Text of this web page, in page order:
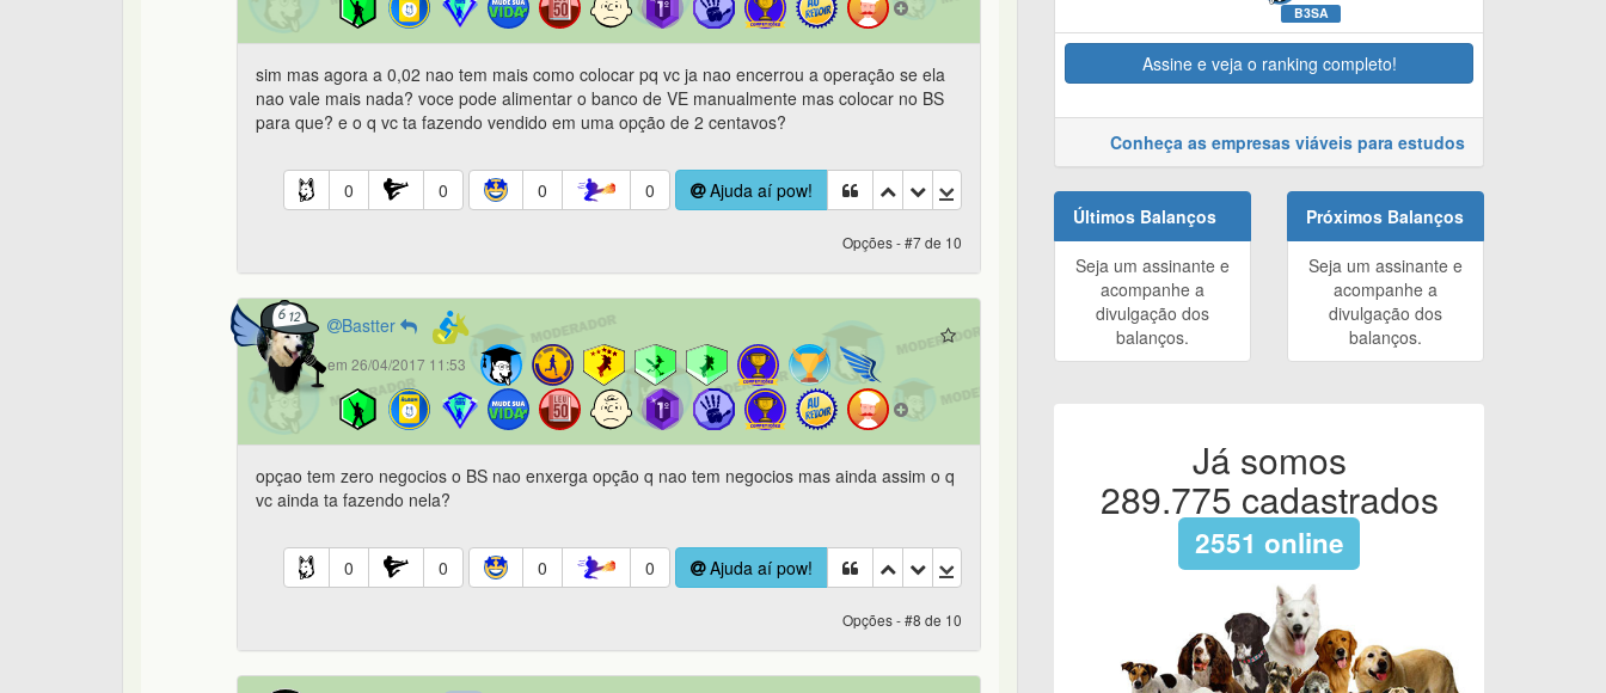
sim mas agora a 0,02 nao tem mais como colocar pq vc ja nao encerrou a operação se ela
nao vale mais nada? voce pode alimentar o banco de VE manualmente mas colocar no BS
para que? e o q vc ta fazendo vendido em uma opção de 2 centavos?
0 0 0 0 Ajuda aí pow!
Opções - #7 de 10
Bastter
em 26/04/2017 11:53
opçao tem zero negocios o BS nao enxerga opção q nao tem negocios mas ainda assim o q
vc ainda ta fazendo nela?
0 0 0 0 Ajuda aí pow!
Opções - #8 de 10
B3SA
Assine e veja o ranking completo!
Conheça as empresas viáveis para estudos
Últimos Balanços
Seja um assinante e
acompanhe a
divulgação dos
balanços.
Próximos Balanços
Seja um assinante e
acompanhe a
divulgação dos
balanços.
Já somos
289.775 cadastrados
2551 online